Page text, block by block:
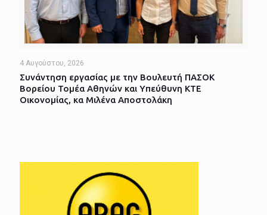
4 Αυγούστου, 2026
Συνάντηση εργασίας με την Βουλευτή ΠΑΣΟΚ
Βορείου Τομέα Αθηνών και Υπεύθυνη ΚΤΕ
Οικονομίας, κα Μιλένα Αποστολάκη